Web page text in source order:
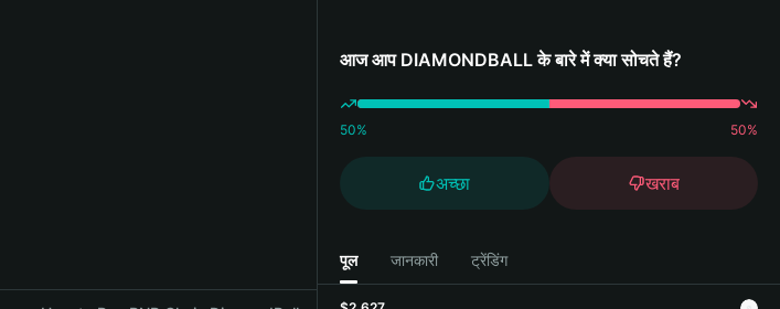
आज आप DIAMONDBALL के बारे में क्या सोचते हैं?
50% 50%
अच्छा खराब
पूल जानकारी ट्रेंडिंग